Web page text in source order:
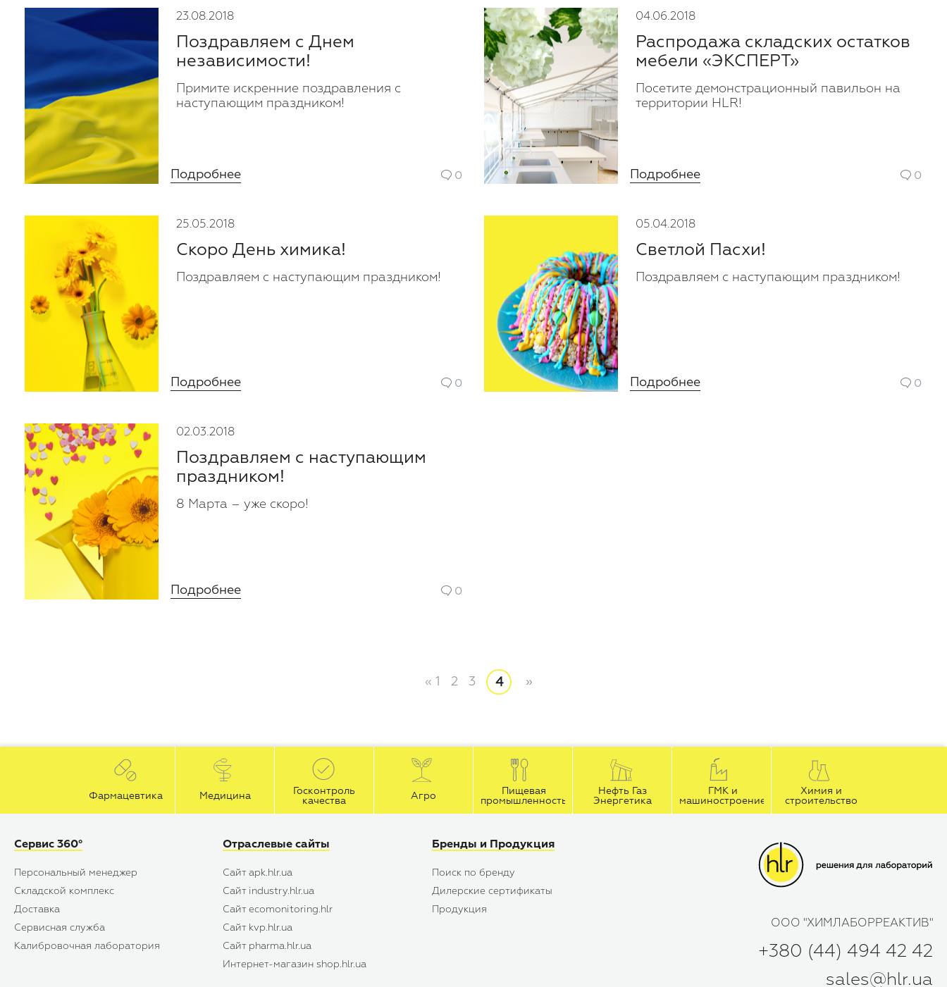
23.08.2018
Поздравляем с Днем
независимости!
Примите искренние поздравления с
наступающим праздником!
Подробнее 0
04.06.2018
Распродажа складских остатков
мебели «ЭКСПЕРТ»
Посетите демонстрационный павильон на
территории HLR!
Подробнее 0
25.05.2018
Скоро День химика!
Поздравляем с наступающим праздником!
Подробнее 0
05.04.2018
Светлой Пасхи!
Поздравляем с наступающим праздником!
Подробнее 0
02.03.2018
Поздравляем с наступающим
праздником!
8 Марта – уже скоро!
Подробнее 0
« 1 2 3 4 »
Фармацевтика Медицина
Госконтроль
качества
Агро
Пищевая
промышленность
Нефть Газ
Энергетика
ГМК и
машиностроение
Химия и
строительство
Сервис 360°
Персональный менеджер
Складской комплекс
Доставка
Сервисная служба
Калибровочная лаборатория
Отраслевые сайты
Сайт apk.hlr.ua
Сайт industry.hlr.ua
Сайт ecomonitoring.hlr
Сайт kvp.hlr.ua
Сайт pharma.hlr.ua
Интернет-магазин shop.hlr.ua
Бренды и Продукция
Поиск по бренду
Дилерские сертификаты
Продукция
ООО "ХИМЛАБОРРЕАКТИВ"
+380 (44) 494 42 42
sales@hlr.ua